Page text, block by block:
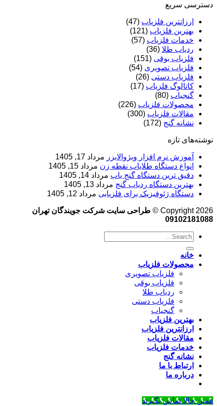
دسترسی سریع
ارزانترین فلزیاب (47)
بهترین فلزیاب (121)
خدمات فلزیاب (57)
ردیاب طلا (36)
فلزیاب بوقی (151)
فلزیاب تصویری (54)
فلزیاب دستی (26)
کاتالوگ فلزیاب (17)
گنجیاب (80)
محصولات فلزیاب (226)
مقالات فلزیاب (300)
نشانه گنج (172)
نوشته‌های تازه
آموزش نرم‌ افزار ویژوالایزر مرداد 17, 1405
انواع دستگاه طلایاب نقطه زن مرداد 15, 1405
دقیق ترین دستگاه گنج یاب مرداد 14, 1405
بهترین دستگاه ردیاب گنج مرداد 13, 1405
دستگاه ژئوفیزیک برای فلزیابی مرداد 12, 1405
Copyright 2026 ©
طراحی سایت شرکت جویندگان تهران
09102181088
خانه
محصولات فلزیاب
فلزیاب تصویری
فلزیاب بوقی
ردیاب طلا
فلزیاب دستی
گنجیاب
بهترین فلزیاب
ارزانترین فلزیاب
مقالات فلزیاب
خدمات فلزیاب
نشانه گنج
ارتباط با ما
درباره ما
همین حالا تماس بگیرید